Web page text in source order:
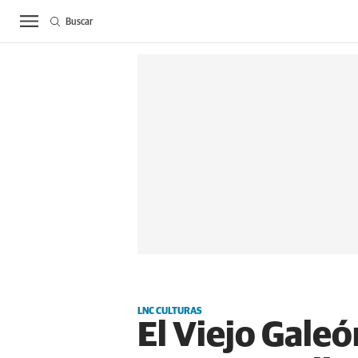
ACTUALIDAD
Buscar
LNC CULTURAS
El Viejo